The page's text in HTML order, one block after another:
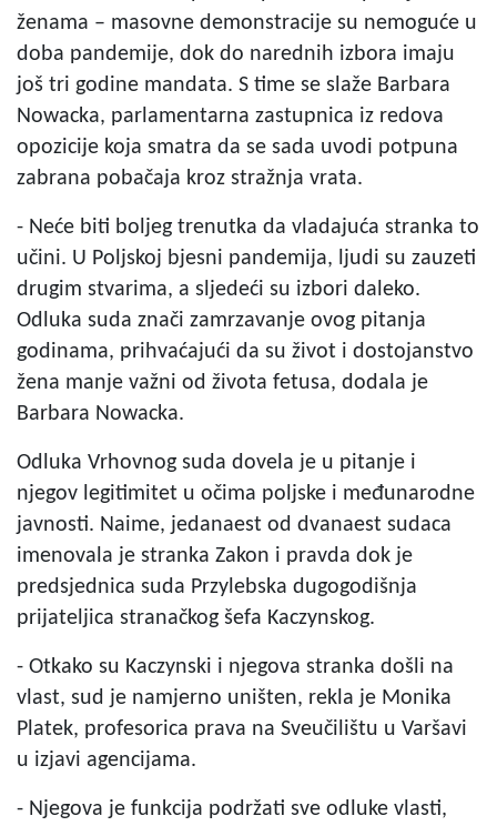
ženama – masovne demonstracije su nemoguće u
doba pandemije, dok do narednih izbora imaju
još tri godine mandata. S time se slaže Barbara
Nowacka, parlamentarna zastupnica iz redova
opozicije koja smatra da se sada uvodi potpuna
zabrana pobačaja kroz stražnja vrata.
- Neće biti boljeg trenutka da vladajuća stranka to
učini. U Poljskoj bjesni pandemija, ljudi su zauzeti
drugim stvarima, a sljedeći su izbori daleko.
Odluka suda znači zamrzavanje ovog pitanja
godinama, prihvaćajući da su život i dostojanstvo
žena manje važni od života fetusa, dodala je
Barbara Nowacka.
Odluka Vrhovnog suda dovela je u pitanje i
njegov legitimitet u očima poljske i međunarodne
javnosti. Naime, jedanaest od dvanaest sudaca
imenovala je stranka Zakon i pravda dok je
predsjednica suda Przylebska dugogodišnja
prijateljica stranačkog šefa Kaczynskog.
- Otkako su Kaczynski i njegova stranka došli na
vlast, sud je namjerno uništen, rekla je Monika
Platek, profesorica prava na Sveučilištu u Varšavi
u izjavi agencijama.
- Njegova je funkcija podržati sve odluke vlasti,